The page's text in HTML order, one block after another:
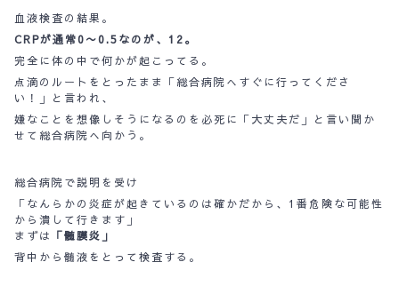
血液検査の結果。
CRPが通常0〜0.5なのが、12。
完全に体の中で何かが起こってる。
点滴のルートをとったまま「総合病院へすぐに行ってくださ
い！」と言われ、
嫌なことを想像しそうになるのを必死に「大丈夫だ」と言い聞か
せて総合病院へ向かう。
総合病院で説明を受け
「なんらかの炎症が起きているのは確かだから、1番危険な可能性
から潰して行きます」
まずは 「髄膜炎」
背中から髄液をとって検査する。